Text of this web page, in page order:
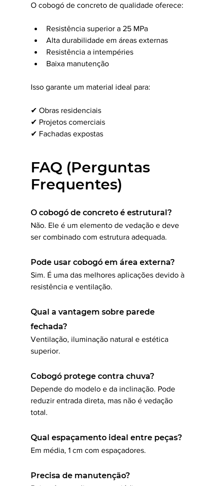
O cobogó de concreto de qualidade oferece:
Resistência superior a 25 MPa
Alta durabilidade em áreas externas
Resistência a intempéries
Baixa manutenção
Isso garante um material ideal para:
✔ Obras residenciais
✔ Projetos comerciais
✔ Fachadas expostas
FAQ (Perguntas
Frequentes)
O cobogó de concreto é estrutural?
Não. Ele é um elemento de vedação e deve
ser combinado com estrutura adequada.
Pode usar cobogó em área externa?
Sim. É uma das melhores aplicações devido à
resistência e ventilação.
Qual a vantagem sobre parede
fechada?
Ventilação, iluminação natural e estética
superior.
Cobogó protege contra chuva?
Depende do modelo e da inclinação. Pode
reduzir entrada direta, mas não é vedação
total.
Qual espaçamento ideal entre peças?
Em média, 1 cm com espaçadores.
Precisa de manutenção?